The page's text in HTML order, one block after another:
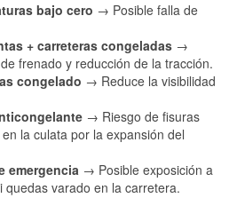
bajo cero → Posible falla de
+ carreteras congeladas →
frenado y reducción de la tracción.
congelado → Reduce la visibilidad
→ Riesgo de fisuras
la culata por la expansión del
emergencia → Posible exposición a
quedas varado en la carretera.